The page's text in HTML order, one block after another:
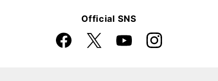
Official SNS
Faceboo
k
X YouTube Instagra
m